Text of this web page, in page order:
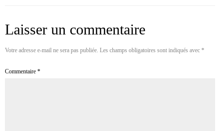
Laisser un commentaire
Votre adresse e-mail ne sera pas publiée. Les champs obligatoires sont indiqués avec *
Commentaire *